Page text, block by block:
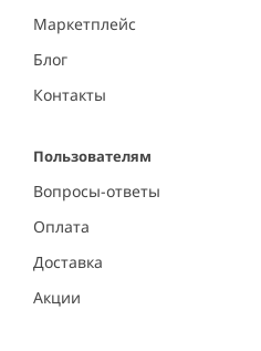
Маркетплейс
Блог
Контакты
Пользователям
Вопросы-ответы
Оплата
Доставка
Акции